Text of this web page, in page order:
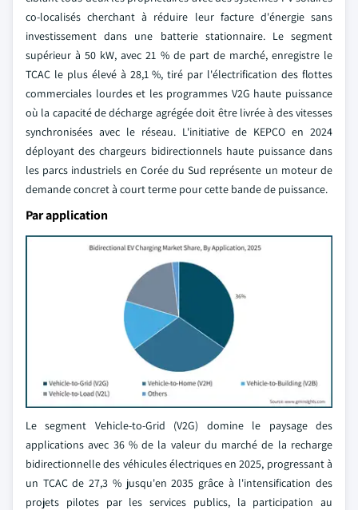
co-localisés cherchant à réduire leur facture d'énergie sans
investissement dans une batterie stationnaire. Le segment
supérieur à 50 kW, avec 21 % de part de marché, enregistre le
TCAC le plus élevé à 28,1 %, tiré par l'électrification des flottes
commerciales lourdes et les programmes V2G haute puissance
où la capacité de décharge agrégée doit être livrée à des vitesses
synchronisées avec le réseau. L'initiative de KEPCO en 2024
déployant des chargeurs bidirectionnels haute puissance dans
les parcs industriels en Corée du Sud représente un moteur de
demande concret à court terme pour cette bande de puissance.
Par application
Le segment Vehicle-to-Grid (V2G) domine le paysage des
applications avec 36 % de la valeur du marché de la recharge
bidirectionnelle des véhicules électriques en 2025, progressant à
un TCAC de 27,3 % jusqu'en 2035 grâce à l'intensification des
projets pilotes par les services publics, la participation au